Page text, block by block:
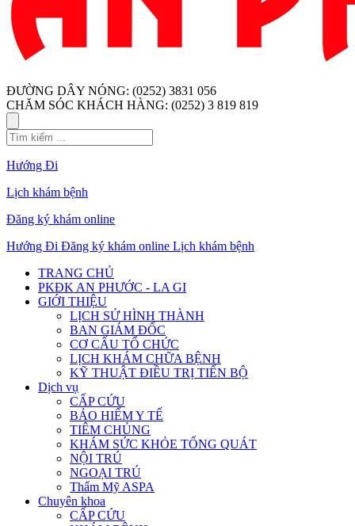
ĐƯỜNG DÂY NÓNG: (0252) 3831 056
CHĂM SÓC KHÁCH HÀNG: (0252) 3 819 819
Hướng Đi
Lịch khám bệnh
Đăng ký khám online
Hướng Đi Đăng ký khám online Lịch khám bệnh
TRANG CHỦ
PKĐK AN PHƯỚC - LA GI
GIỚI THIỆU
LỊCH SỬ HÌNH THÀNH
BAN GIÁM ĐỐC
CƠ CẤU TỔ CHỨC
LỊCH KHÁM CHỮA BỆNH
KỸ THUẬT ĐIỀU TRỊ TIẾN BỘ
Dịch vụ
CẤP CỨU
BẢO HIỂM Y TẾ
TIÊM CHỦNG
KHÁM SỨC KHỎE TỔNG QUÁT
NỘI TRÚ
NGOẠI TRÚ
Thẩm Mỹ ASPA
Chuyên khoa
CẤP CỨU